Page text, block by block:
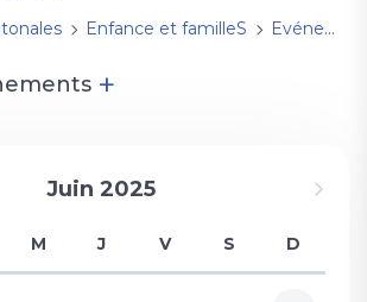
Enfance et familleS Evénements
+
Juin 2025
M J V S D